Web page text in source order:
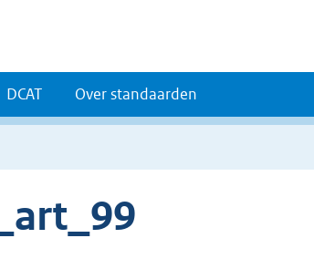
DCAT Over standaarden